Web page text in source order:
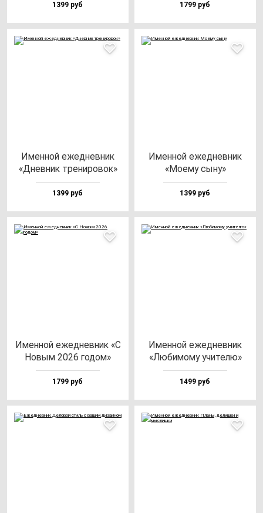
1399 руб 1799 руб
Имен­ной ежед­нев­ник
«Днев­ник тре­ни­ро­вок»
1399 руб
Имен­ной ежед­нев­ник
«Моему сы­ну»
1399 руб
Имен­ной ежед­нев­ник «С
Новым 2026 го­дом»
1799 руб
Имен­ной ежед­нев­ник
«Люби­мо­му учи­те­лю»
1499 руб